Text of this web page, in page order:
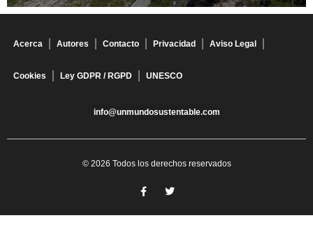
Acerca Autores Contacto Privacidad Aviso Legal
Cookies Ley GDPR / RGPD UNESCO
info@unmundosustentable.com
© 2026 Todos los derechos reservados